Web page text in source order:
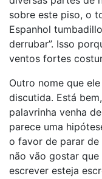
sobre este piso, o
Espanhol
derrubar”. Isso
ventos fortes
Outro nome que
discutida. Está
palavrinha venha
parece uma
o favor de parar de
não vão gostar
escrever esteja